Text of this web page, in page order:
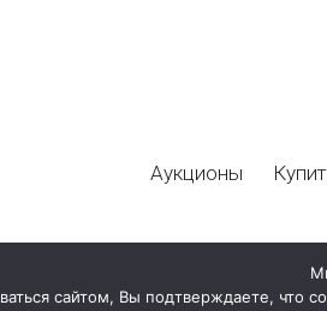
Аукционы
сайтом, Вы подтверждаете, что